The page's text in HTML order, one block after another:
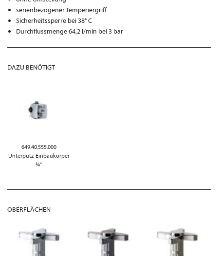
serienbezogener Temperiergriff
Sicherheitssperre bei 38° C
Durchflussmenge 64,2 l/min bei 3 bar
DAZU BENÖTIGT
649.40.555.000
Unterputz-Einbaukörper
¾"
OBERFLÄCHEN